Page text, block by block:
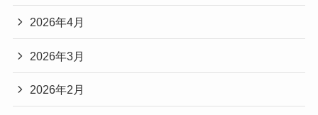
2026年4月
2026年3月
2026年2月